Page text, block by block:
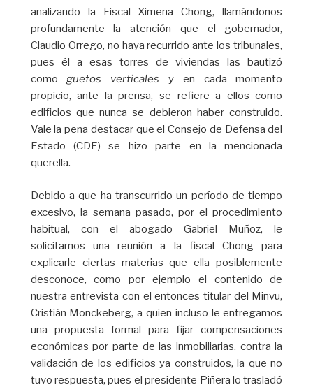
analizando la Fiscal Ximena Chong, llamándonos
profundamente la atención que el gobernador,
Claudio Orrego, no haya recurrido ante los tribunales,
pues él a esas torres de viviendas las bautizó
comoguetos verticales y en cada momento
propicio, ante la prensa, se refiere a ellos como
edificios que nunca se debieron haber construido.
Vale la pena destacar que el Consejo de Defensa del
Estado (CDE) se hizo parte en la mencionada
querella.
Debido a que ha transcurrido un período de tiempo
excesivo, la semana pasado, por el procedimiento
habitual, con el abogado Gabriel Muñoz, le
solicitamos una reunión a la fiscal Chong para
explicarle ciertas materias que ella posiblemente
desconoce, como por ejemplo el contenido de
nuestra entrevista con el entonces titular del Minvu,
Cristián Monckeberg, a quien incluso le entregamos
una propuesta formal para fijar compensaciones
económicas por parte de las inmobiliarias, contra la
validación de los edificios ya construidos, la que no
tuvo respuesta, pues el presidente Piñera lo trasladó